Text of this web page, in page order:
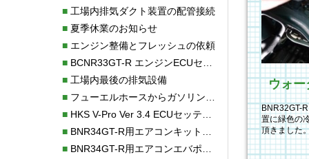
BNR32GT-
置に緑色の
頂きました
ポンプ本
■工場内排気ダクト装置の配管接続
■夏季休業のお知らせ
■エンジン整備とフレッシュの依頼
■BCNR33GT-R エンジンECUセッティング調整
■工場内最後の排気設備
■フューエルホースからガソリン漏れ
■HKS V-Pro Ver 3.4 ECUセッティング
■BNR34GT-R用エアコンキット新発売！！
■BNR34GT-R用エアコンエバポレーターを新発売！！